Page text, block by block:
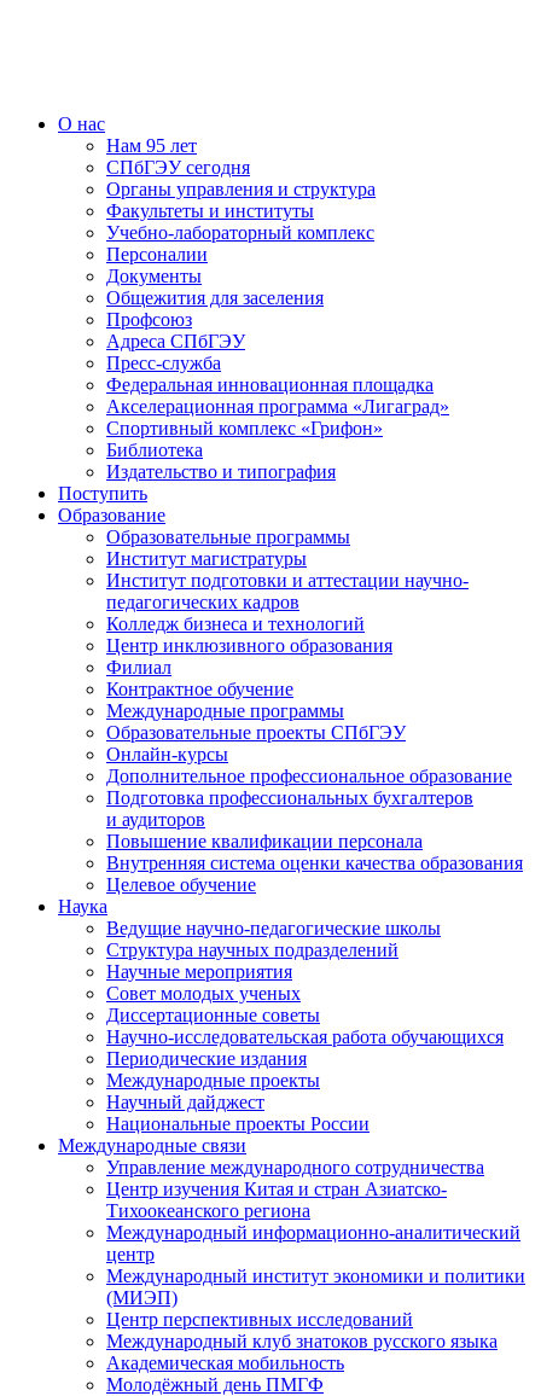
О нас
Нам 95 лет
СПбГЭУ сегодня
Органы управления и структура
Факультеты и институты
Учебно-лабораторный комплекс
Персоналии
Документы
Общежития для заселения
Профсоюз
Адреса СПбГЭУ
Пресс-служба
Федеральная инновационная площадка
Акселерационная программа «Лигаград»­­
Спортивный комплекс «Грифон»
Библиотека
Издательство и типография
Поступить
Образование
Образовательные программы
Институт магистратуры
Институт подготовки и аттестации научно-
педагогических кадров
Колледж бизнеса и технологий
Центр инклюзивного образования
Филиал
Контрактное обучение
Международные программы
Образовательные проекты СПбГЭУ
Онлайн-курсы
Дополнительное профессиональное образование
Подготовка профессиональных бухгалтеров
и аудиторов
Повышение квалификации персонала
Внутренняя система оценки качества образования
Целевое обучение
Наука
Ведущие научно-педагогические школы
Структура научных подразделений
Научные мероприятия
Совет молодых ученых
Диссертационные советы
Научно-исследовательская работа обучающихся
Периодические издания
Международные проекты
Научный дайджест
Национальные проекты России
Международные связи
Управление международного сотрудничества
Центр изучения Китая и стран Азиатско-
Тихоокеанского региона
Международный информационно-аналитический
центр
Международный институт экономики и политики
(МИЭП)
Центр перспективных исследований
Международный клуб знатоков русского языка
Академическая мобильность
Молодёжный день ПМГФ